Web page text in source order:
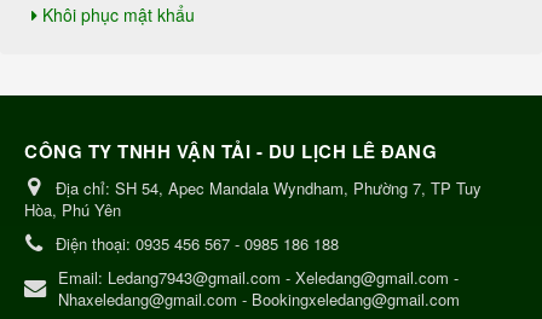
Khôi phục mật khẩu
CÔNG TY TNHH VẬN TẢI - DU LỊCH LÊ ĐANG
Địa chỉ: SH 54, Apec Mandala Wyndham, Phường 7, TP Tuy
Hòa, Phú Yên
Điện thoại: 0935 456 567 - 0985 186 188
Email: Ledang7943@gmail.com - Xeledang@gmail.com -
Nhaxeledang@gmail.com - Bookingxeledang@gmail.com